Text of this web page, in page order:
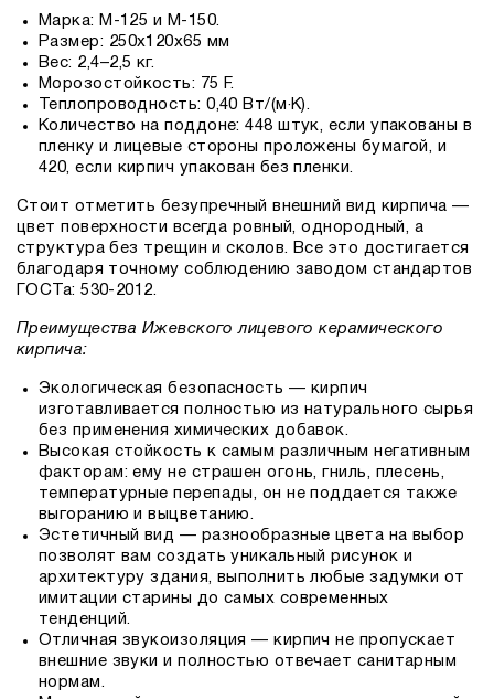
Марка: М-125 и М-150.
Размер: 250х120х65 мм
Вес: 2,4–2,5 кг.
Морозостойкость: 75 F.
Теплопроводность: 0,40 Вт/(м·K).
Количество на поддоне: 448 штук, если упакованы в
пленку и лицевые стороны проложены бумагой, и
420, если кирпич упакован без пленки.
Стоит отметить безупречный внешний вид кирпича —
цвет поверхности всегда ровный, однородный, а
структура без трещин и сколов. Все это достигается
благодаря точному соблюдению заводом стандартов
ГОСТа: 530-2012.
Преимущества Ижевского лицевого керамического
кирпича:
Экологическая безопасность — кирпич
изготавливается полностью из натурального сырья
без применения химических добавок.
Высокая стойкость к самым различным негативным
факторам: ему не страшен огонь, гниль, плесень,
температурные перепады, он не поддается также
выгоранию и выцветанию.
Эстетичный вид — разнообразные цвета на выбор
позволят вам создать уникальный рисунок и
архитектуру здания, выполнить любые задумки от
имитации старины до самых современных
тенденций.
Отличная звукоизоляция — кирпич не пропускает
внешние звуки и полностью отвечает санитарным
нормам.